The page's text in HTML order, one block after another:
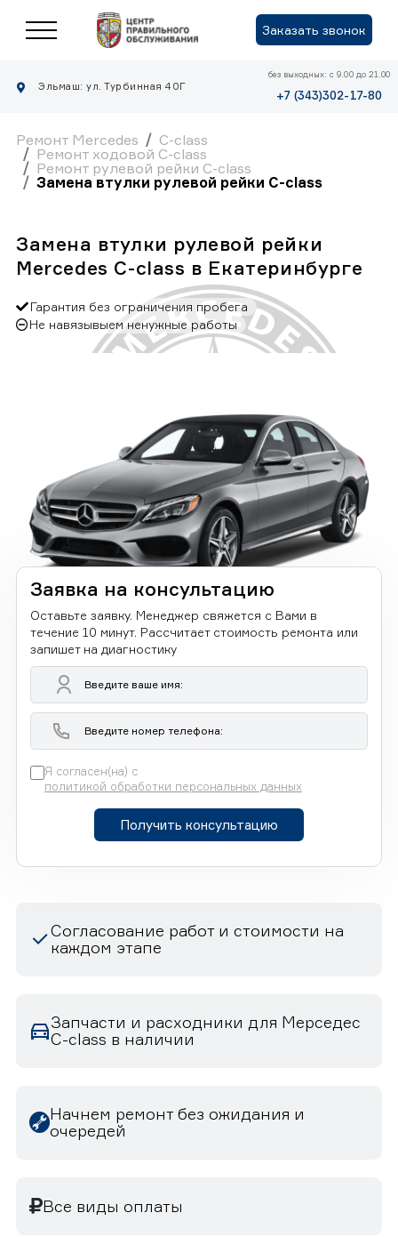
Заказать звонок
Эльмаш: ул. Турбинная 40Г
без выходных: с 9.00 до 21.00
+7 (343)302-17-80
Ремонт Mercedes
C-class
Ремонт ходовой C-class
Ремонт рулевой рейки C-class
Замена втулки рулевой рейки C-class
Замена втулки рулевой рейки
Mercedes C-class в Екатеринбурге
Гарантия без ограничения пробега
Не навязывыем ненужные работы
Заявка на консультацию
Оставьте заявку. Менеджер свяжется с Вами в
течение 10 минут. Рассчитает стоимость ремонта или
запишет на диагностику
Я согласен(на) с
политикой обработки персональных данных
Получить консультацию
Согласование работ и стоимости на
каждом этапе
Запчасти и расходники для Мерседес
C-class в наличии
Начнем ремонт без ожидания и
очередей
Все виды оплаты